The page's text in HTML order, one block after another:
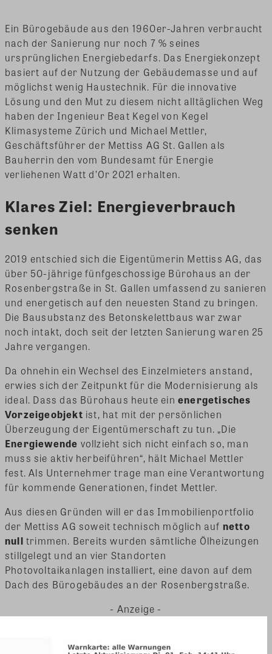
Ein Bürogebäude aus den 1960er-Jahren verbraucht
nach der Sanierung nur noch 7 % seines
ursprünglichen Energiebedarfs. Das Energiekonzept
basiert auf der Nutzung der Gebäudemasse und auf
möglichst wenig Haustechnik. Für die innovative
Lösung und den Mut zu diesem nicht alltäglichen Weg
haben der Ingenieur Beat Kegel von Kegel
Klimasysteme Zürich und Michael Mettler,
Geschäftsführer der Mettiss AG St. Gallen als
Bauherrin den vom Bundesamt für Energie
verliehenen Watt d’Or 2021 erhalten.
Klares Ziel: Energieverbrauch
senken
2019 entschied sich die Eigentümerin Mettiss AG, das
über 50-jährige fünfgeschossige Bürohaus an der
Rosenbergstraße in St. Gallen umfassend zu sanieren
und energetisch auf den neuesten Stand zu bringen.
Die Bausubstanz des Betonskelettbaus war zwar
noch intakt, doch seit der letzten Sanierung waren 25
Jahre vergangen.
Da ohnehin ein Wechsel des Einzelmieters anstand,
erwies sich der Zeitpunkt für die Modernisierung als
ideal. Dass das Bürohaus heute ein energetisches
Vorzeigeobjekt ist, hat mit der persönlichen
Überzeugung der Eigentümerschaft zu tun. „Die
Energiewende vollzieht sich nicht einfach so, man
muss sie aktiv herbeiführen“, hält Michael Mettler
fest. Als Unternehmer trage man eine Verantwortung
für kommende Generationen, findet Mettler.
Aus diesen Gründen will er das Immobilienportfolio
der Mettiss AG soweit technisch möglich auf netto
null trimmen. Bereits wurden sämtliche Ölheizungen
stillgelegt und an vier Standorten
Photovoltaikanlagen installiert, eine davon auf dem
Dach des Bürogebäudes an der Rosenbergstraße.
- Anzeige -